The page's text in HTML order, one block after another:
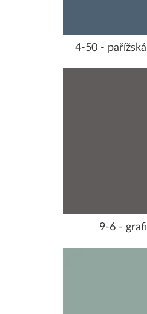
4-50 -
9-6 -